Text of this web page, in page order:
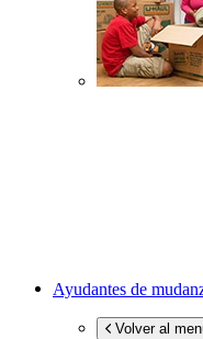
Ayudantes de
Volver al